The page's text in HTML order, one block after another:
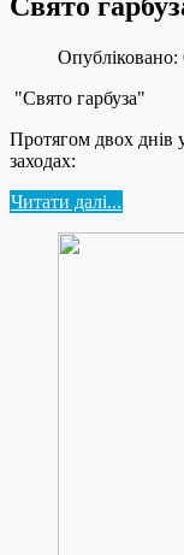
Опубліковано:
"Свято гарбуза"
Протягом двох днів
заходах:
Читати далі...